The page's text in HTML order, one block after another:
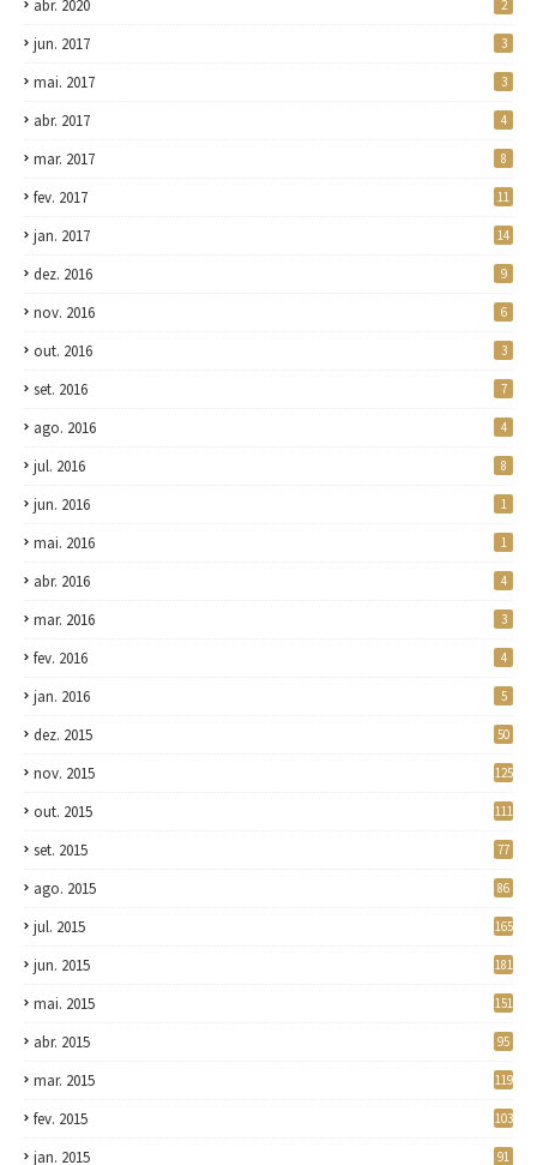
abr. 2020 2
jun. 2017 3
mai. 2017 3
abr. 2017 4
mar. 2017 8
fev. 2017 11
jan. 2017 14
dez. 2016 9
nov. 2016 6
out. 2016 3
set. 2016 7
ago. 2016 4
jul. 2016 8
jun. 2016 1
mai. 2016 1
abr. 2016 4
mar. 2016 3
fev. 2016 4
jan. 2016 5
dez. 2015 50
nov. 2015 125
out. 2015 111
set. 2015 77
ago. 2015 86
jul. 2015 165
jun. 2015 181
mai. 2015 151
abr. 2015 95
mar. 2015 119
fev. 2015 103
jan. 2015 91